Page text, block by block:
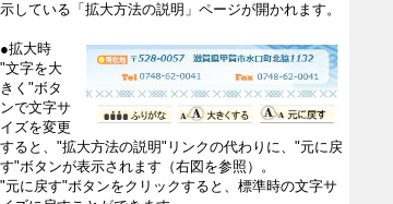
示している「拡大方法の説明」ページが開かれます。
●拡大時
"文字を大
きく"ボタ
ンで文字サ
イズを変更
すると、"拡大方法の説明"リンクの代わりに、"元に戻
す"ボタンが表示されます（右図を参照）。
"元に戻す"ボタンをクリックすると、標準時の文字サ